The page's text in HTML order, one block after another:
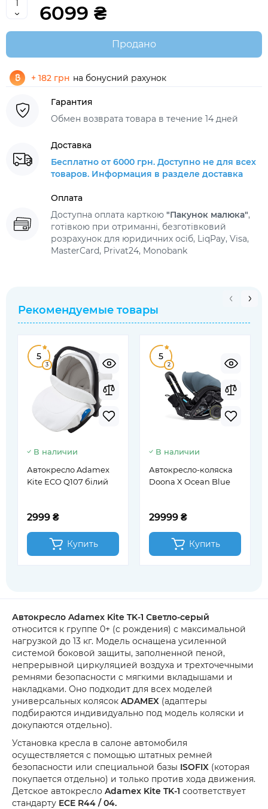
6099 ₴
Продано
+ 182 грн на бонусний рахунок
Гарантия
Обмен возврата товара в течение 14 дней
Доставка
Бесплатно от 6000 грн. Доступно не для всех
товаров. Информация в разделе доставка
Оплата
Доступна оплата карткою "Пакунок малюка",
готівкою при отриманні, безготівковий
розрахунок для юридичних осіб, LiqPay, Visa,
MasterCard, Privat24, Monobank
Рекомендуемые товары
5
3
В наличии
Автокресло Adamex
Kite ECO Q107 білий
2999 ₴
Купить
5
2
В наличии
Автокресло-коляска
Doona X Ocean Blue
29999 ₴
Купить
Автокресло Adamex Kite TK-1 Светло-серый
относится к группе 0+ (с рождения) с максимальной
нагрузкой до 13 кг. Модель оснащена усиленной
системой боковой защиты, заполненной пеной,
непрерывной циркуляцией воздуха и трехточечными
ремнями безопасности с мягкими вкладышами и
накладками. Оно подходит для всех моделей
универсальных колясок ADAMEX (адаптеры
подбираются индивидуально под модель коляски и
докупаются отдельно).
Установка кресла в салоне автомобиля
осуществляется с помощью штатных ремней
безопасности или специальной базы ISOFIX (которая
покупается отдельно) и только против хода движения.
Детское автокресло Adamex Kite TK-1 соответствует
стандарту ECE R44 / 04.